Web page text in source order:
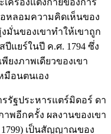
หลอมความคิดเห็นของ
นของเขาทำให้เขาถูก
แยร์ในปี ค.ศ. 1794 ซึ่ง
ยงภาพเดียวของเขา
มือนตนเอง
รัฐประหารแตร์มิดอร์ ดา
พอีกครั้ง ผลงานของเขา
เป็นสัญญาณของ